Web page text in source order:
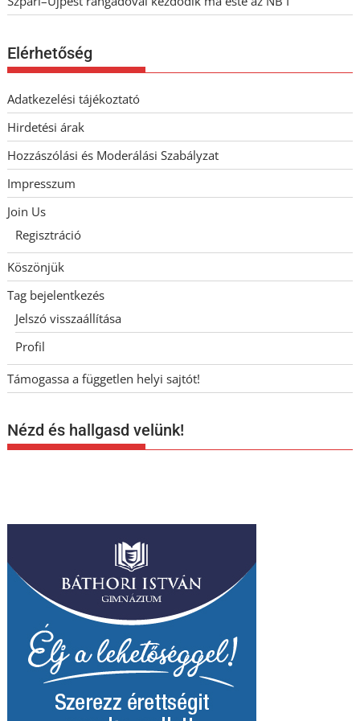
Elérhetőség
Adatkezelési tájékoztató
Hirdetési árak
Hozzászólási és Moderálási Szabályzat
Impresszum
Join Us
Regisztráció
Köszönjük
Tag bejelentkezés
Jelszó visszaállítása
Profil
Támogassa a független helyi sajtót!
Nézd és hallgasd velünk!